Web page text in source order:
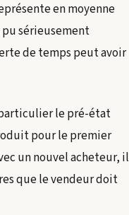
en moyenne
sérieusement
de temps peut avoir
particulier le pré-état
pour le premier
un nouvel acheteur, il
que le vendeur doit